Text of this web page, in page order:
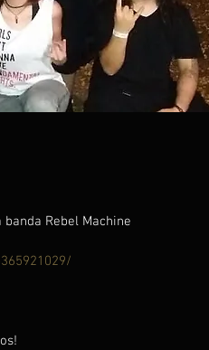
Rebel Machine